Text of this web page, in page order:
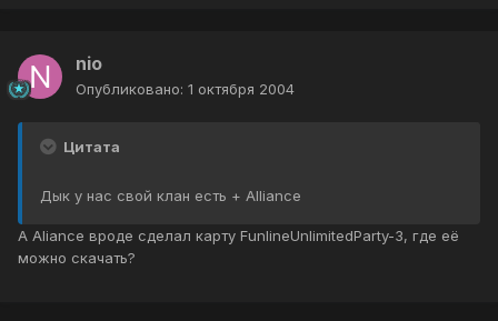
nio
Опубликовано: 1 октября 2004
Цитата
Дык у нас свой клан есть + Alliance
А Aliance вроде сделал карту FunlineUnlimitedParty-3, где её
можно скачать?